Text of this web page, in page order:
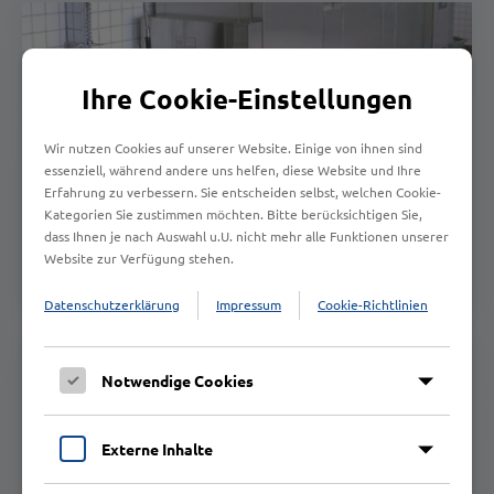
Spülen
Ob Neuausstattung von Objekten, Austausch von
Altanlagen, Kundendienst oder Ersatzteilversorgung. Mit
Ihre Cookie-Einstellungen
Wir nutzen Cookies auf unserer Website. Einige von ihnen sind
essenziell, während andere uns helfen, diese Website und Ihre
Erfahrung zu verbessern. Sie entscheiden selbst, welchen Cookie-
Kategorien Sie zustimmen möchten. Bitte berücksichtigen Sie,
dass Ihnen je nach Auswahl u.U. nicht mehr alle Funktionen unserer
Website zur Verfügung stehen.
Datenschutzerklärung Impressum Cookie-Richtlinien
Notwendige Cookies
Externe Inhalte